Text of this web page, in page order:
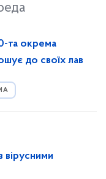
та окрема
до своїх лав
вірусними